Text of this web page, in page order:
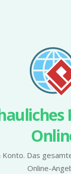
Konto. Das
Online-